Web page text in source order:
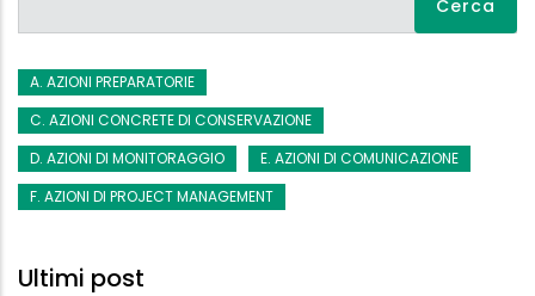
A. AZIONI PREPARATORIE
C. AZIONI CONCRETE DI CONSERVAZIONE
D. AZIONI DI MONITORAGGIO
E. AZIONI DI COMUNICAZIONE
F. AZIONI DI PROJECT MANAGEMENT
Ultimi post